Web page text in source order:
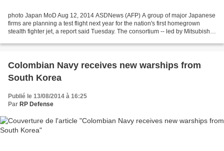
photo Japan MoD Aug 12, 2014 ASDNews (AFP) A group of major Japanese
firms are planning a test flight next year for the nation's first homegrown
stealth fighter jet, a report said Tuesday. The consortium -- led by Mitsubishi
Colombian Navy receives new warships from
South Korea
Publié le 13/08/2014 à 16:25
Par RP Defense